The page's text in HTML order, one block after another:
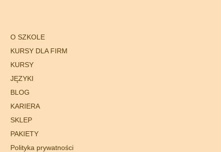
O SZKOLE
KURSY DLA FIRM
KURSY
JĘZYKI
BLOG
KARIERA
SKLEP
PAKIETY
Polityka prywatności